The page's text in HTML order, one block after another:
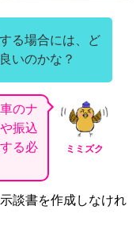
る場合には、ど
いのかな？
ミミズク
のナ
振込
る必
談書を作成しなけれ